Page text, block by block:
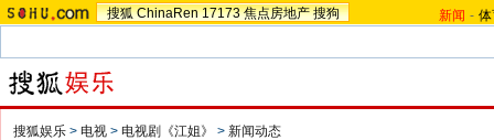
搜狐 ChinaRen 17173 焦点房地产 搜狗 新闻 -
搜狐娱乐 > 电视 > 电视剧《江姐》 > 新闻动态